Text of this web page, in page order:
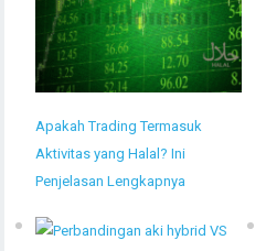
Apakah Trading Termasuk
Aktivitas yang Halal? Ini
Penjelasan Lengkapnya